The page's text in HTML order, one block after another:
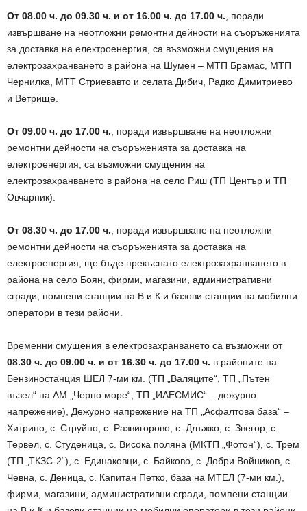
От 08.00 ч. до 09.30 ч. и от 16.00 ч. до 17.00 ч. , поради
извършване на неотложни ремонтни дейности на съоръженията
за доставка на електроенергия, са възможни смущения на
електрозахранването в района на Шумен – МТП Брамас, МТП
Чернилка, МТТ Стриевавто и селата Дибич, Радко Димитриево
и Ветрище.
От 09.00 ч. до 17.00 ч. , поради извършване на неотложни
ремонтни дейности на съоръженията за доставка на
електроенергия, са възможни смущения на
електрозахранването в района на село Риш (ТП Център и ТП
Овчарник).
От 08.30 ч. до 17.00 ч. , поради извършване на неотложни
ремонтни дейности на съоръженията за доставка на
електроенергия, ще бъде прекъснато електрозахранването в
района на село Боян, фирми, магазини, административни
сгради, помпени станции на В и К и базови станции на мобилни
оператори в тези райони.
Временни смущения в електрозахранването са възможни от
08.30 ч. до 09.00 ч. и от 16.30 ч. до 17.00 ч. в районите на
Бензиностанция ШЕЛ 7-ми км. (ТП „Валяците“, ТП „Пътен
възел“ на АМ „Черно море“, ТП „ИАЕСМИС“ – дежурно
напрежение), Дежурно напрежение на ТП „Асфалтова база“ –
Хитрино, с. Струйно, с. Развигорово, с. Длъжко, с. Звегор, с.
Тервел, с. Студеница, с. Висока поляна (МКТП „Фотон“), с. Трем
(ТП „ТКЗС-2“), с. Единаковци, с. Байково, с. Добри Войников, с.
Чевна, с. Деница, с. Капитан Петко, база на МТЕЛ (7-ми км.),
фирми, магазини, административни сгради, помпени станции